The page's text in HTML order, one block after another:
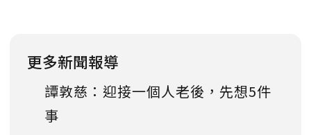
更多新聞報導
譚敦慈：迎接一個人老後，先想5件
事